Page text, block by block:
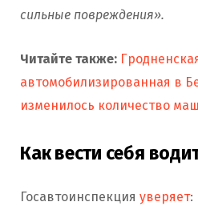
сильные повреждения».
Читайте также:
автомобилизированная в
изменилось количество
Как вести себя
Госавтоинспекция уверяет: